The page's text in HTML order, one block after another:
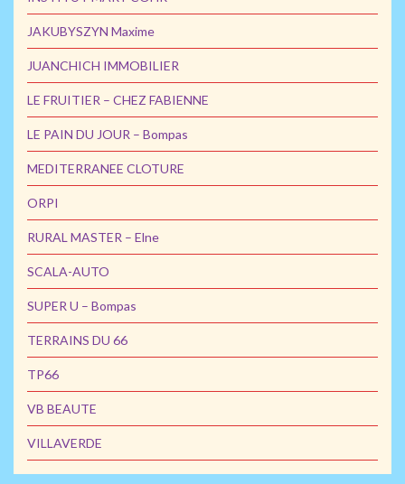
JAKUBYSZYN Maxime
JUANCHICH IMMOBILIER
LE FRUITIER – CHEZ FABIENNE
LE PAIN DU JOUR – Bompas
MEDITERRANEE CLOTURE
ORPI
RURAL MASTER – Elne
SCALA-AUTO
SUPER U – Bompas
TERRAINS DU 66
TP66
VB BEAUTE
VILLAVERDE